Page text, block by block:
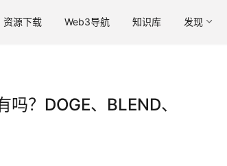
资源下载 Web3导航 知识库 发现
？DOGE、BLEND、